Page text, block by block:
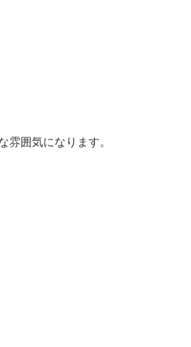
囲気になります。